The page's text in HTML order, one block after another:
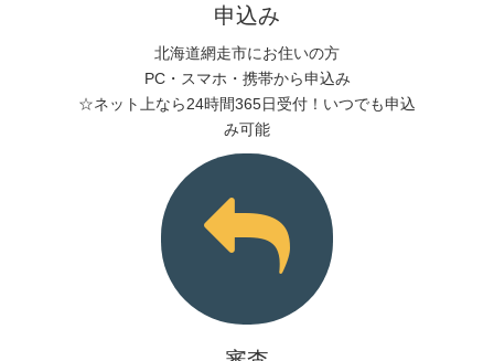
申込み
北海道網走市にお住いの方
PC・スマホ・携帯から申込み
☆ネット上なら24時間365日受付！いつでも申込
み可能